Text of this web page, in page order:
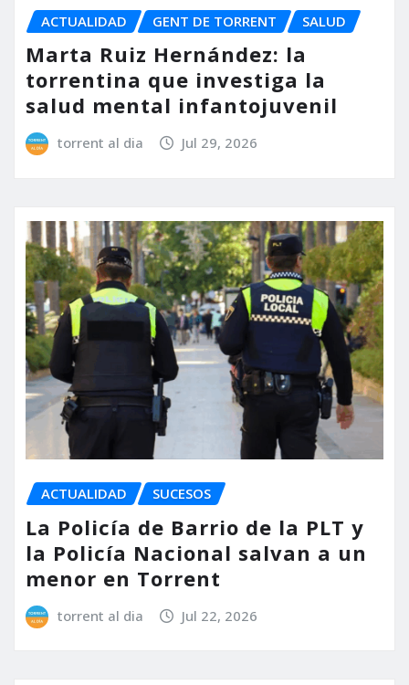
ACTUALIDAD GENT DE TORRENT SALUD
Marta Ruiz Hernández: la
torrentina que investiga la
salud mental infantojuvenil
torrent al dia Jul 29, 2026
ACTUALIDAD SUCESOS
La Policía de Barrio de la PLT y
la Policía Nacional salvan a un
menor en Torrent
torrent al dia Jul 22, 2026